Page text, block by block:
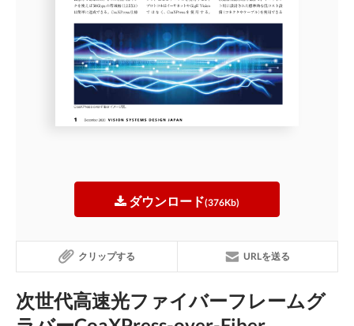
ダウンロード(376Kb)
クリップする URLを送る
次世代高速光ファイバーフレームグ